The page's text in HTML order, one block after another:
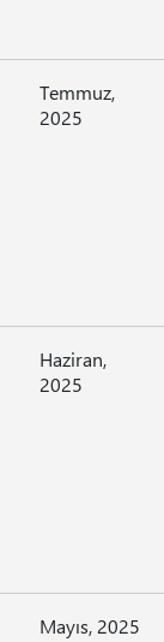
Temmuz,
2025
Haziran,
2025
Mayıs, 2025